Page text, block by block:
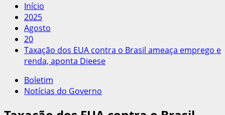
Início
2025
Agosto
20
Taxação dos EUA contra o Brasil ameaça emprego e
renda, aponta Dieese
Boletim
Notícias do Governo